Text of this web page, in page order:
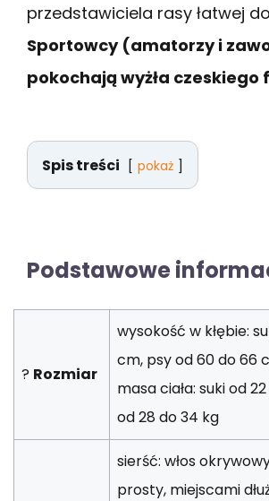
przedstawiciela rasy łatwej
Sportowcy (amatorzy i
pokochają wyżła czeskiego
Spis treści pokaż
Podstawowe
? Rozmiar
wysokość w kłębie:
cm, psy od 60 do 66
masa ciała: suki od
od 28 do 34 kg
sierść: włos
prosty, miejscami